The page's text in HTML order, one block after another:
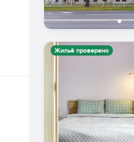
Жильё проверено